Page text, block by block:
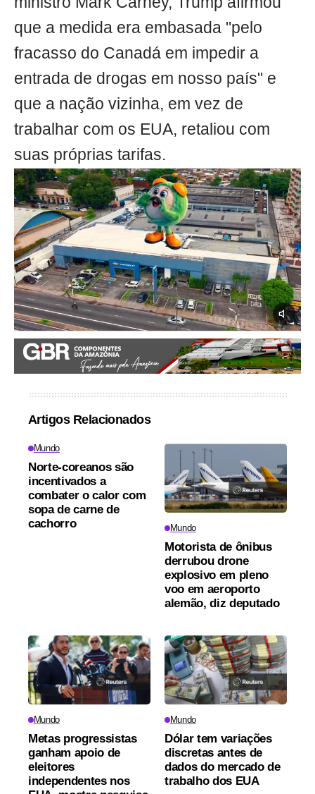
que a medida era embasada "pelo
fracasso do Canadá em impedir a
entrada de drogas em nosso país" e
que a nação vizinha, em vez de
trabalhar com os EUA, retaliou com
suas próprias tarifas.
Artigos Relacionados
Mundo
Norte-coreanos são
incentivados a
combater o calor com
sopa de carne de
cachorro
Mundo
Motorista de ônibus
derrubou drone
explosivo em pleno
voo em aeroporto
alemão, diz deputado
Mundo
Metas progressistas
ganham apoio de
eleitores
independentes nos
Mundo
Dólar tem variações
discretas antes de
dados do mercado de
trabalho dos EUA